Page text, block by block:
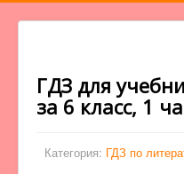
ГДЗ для
за 6 класc, 1
Категория: ГДЗ по